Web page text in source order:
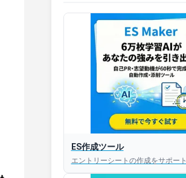
ES作成ツール
エントリーシートの作成をサポート